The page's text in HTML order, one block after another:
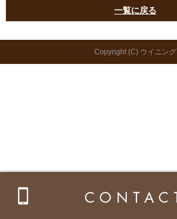
一覧に戻る
Copyright (C) ウイニング